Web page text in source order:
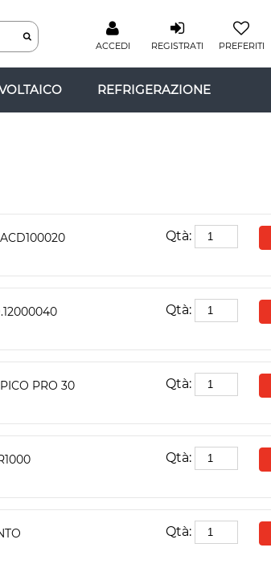
PREFERITI
REGISTRATI
ACCEDI
REFRIGERAZIONE
Qtà:
Qtà:
PRO 30 Qtà:
Qtà:
Qtà: